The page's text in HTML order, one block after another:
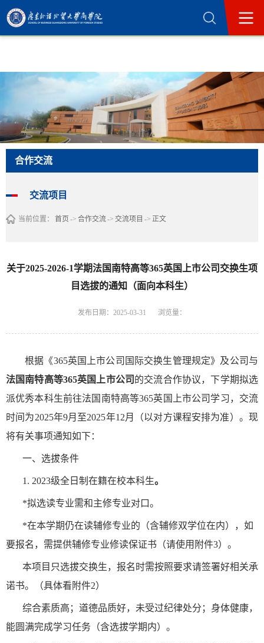
365英国上市公司(集团)官方网站-Official
合作交流
交流项目
当前位置： 首页 -> 合作交流-> 交流项目 -> 正文
关于2025-2026-1学期法国南特高等365英国上市公司交换生项
目选拔的通知（面向本科生）
发布日期：2025-03-31 浏览量：
根据《365英国上市公司国际交换生管理规定》及公司与
法国南特高等365英国上市公司 的交流合作协议，下学期拟选
派优秀本科生前往法国南特高等365英国上市公司学习， 交流
时间为2025年9月至2025年12月（以对方课程安排为准）。现
将有关事项通知如下：
一、选拔条件
1. 2023级全日制在籍在校本科生。
*拟选读专业需和主修专业对口。
*在本学期仍在读辅修专业的（含辅修双学位在内），如
要报名，需提供辅修专业修读保证书（请使用附件3）。
本项目只选拔交换生，报名时需按照要求请签署好相关承
诺书。（具体看附件2）
综合素质高；道德品质好，未受过纪律处分；身体健康，
能圆满完成学习任务（含选拔学期内）。